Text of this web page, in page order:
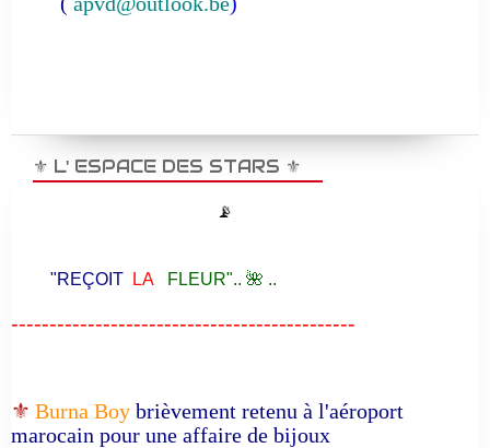
⚜️ L' ESPACE DES STARS ⚜️
📡
"REÇOIT LA FLEUR".. 🌺 ..
---------------------------------------------
⚜️ Burna Boy brièvement retenu à l'aéroport
marocain pour une affaire de bijoux